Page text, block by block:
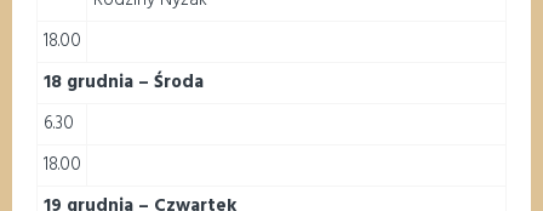
18.00
18 grudnia – Środa
6.30
18.00